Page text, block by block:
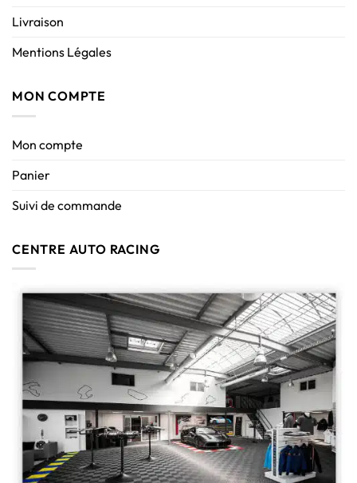
Livraison
Mentions Légales
MON COMPTE
Mon compte
Panier
Suivi de commande
CENTRE AUTO RACING